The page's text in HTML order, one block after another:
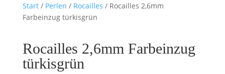
Start/ Perlen / Rocailles / Rocailles 2,6mm
Farbeinzug türkisgrün
Rocailles 2,6mm Farbeinzug
türkisgrün